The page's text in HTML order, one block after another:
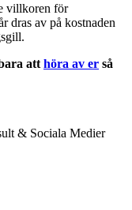
villkoren för
dras av på kostnaden
att höra av er så
& Sociala Medier